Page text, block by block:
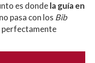
es dondela guía en
pasa con los Bib
perfectamente